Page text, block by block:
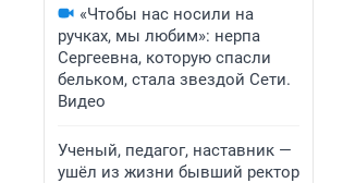
«Чтобы нас носили на
ручках, мы любим»: нерпа
Сергеевна, которую спасли
бельком, стала звездой Сети.
Видео
Ученый, педагог, наставник —
ушёл из жизни бывший ректор